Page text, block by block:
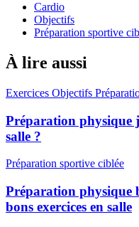
Cardio
Objectifs
Préparation sportive
À lire aussi
Exercices Objectifs
Préparation physique
salle ?
Préparation sportive ciblée
Préparation physique
bons exercices en salle